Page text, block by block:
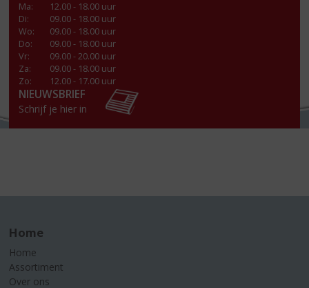
Ma:
12.00 - 18.00 uur
Di:
09.00 - 18.00 uur
Wo:
09.00 - 18.00 uur
Do:
09.00 - 18.00 uur
Vr:
09.00 - 20.00 uur
Za:
09.00 - 18.00 uur
Zo:
12.00 - 17.00 uur
NIEUWSBRIEF
Schrijf je hier in
Home
Home
Assortiment
Over ons